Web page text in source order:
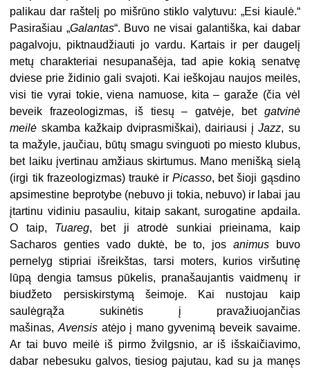
palikau dar raštelį po mišrūno stiklo valytuvu: „Esi kiaulė.“
Pasirašiau „Galantas“. Buvo ne visai galantiška, kai dabar
pagalvoju, piktnaudžiauti jo vardu. Kartais ir per daugelį
metų charakteriai nesupanašėja, tad apie kokią senatvę
dviese prie židinio gali svajoti. Kai ieškojau naujos meilės,
visi tie vyrai tokie, viena namuose, kita – garaže (čia vėl
beveik frazeologizmas, iš tiesų – gatvėje, bet gatvinė
meilė skamba kažkaip dviprasmiškai), dairiausi įJazz, su
ta mažyle, jaučiau, būtų smagu svinguoti po miesto klubus,
bet laiku įvertinau amžiaus skirtumus. Mano menišką sielą
(irgi tik frazeologizmas) traukė irPicasso, bet šioji gąsdino
apsimestine beprotybe (nebuvo ji tokia, nebuvo) ir labai jau
įtartinu vidiniu pasauliu, kitaip sakant, surogatine apdaila.
O taip, Tuareg, bet ji atrodė sunkiai prieinama, kaip
Sacharos genties vado duktė, be to, jos animusbuvo
pernelyg stipriai išreikštas, tarsi moters, kurios viršutinę
lūpą dengia tamsus pūkelis, pranašaujantis vaidmenų ir
biudžeto persiskirstymą šeimoje. Kai nustojau kaip
saulėgrąža sukinėtis į pravažiuojančias
mašinas,Avensis atėjo į mano gyvenimą beveik savaime.
Ar tai buvo meilė iš pirmo žvilgsnio, ar iš išskaičiavimo,
dabar nebesuku galvos, tiesiog pajutau, kad su ja manęs